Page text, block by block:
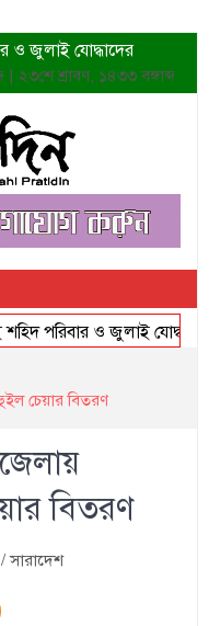
ও জুলাই যোদ্ধাদের
হয়নি: ডা. শফিকুর রহমান
উদ্বোধন করলেন
অ্যাসিস্টে সান্তোস
বাহিনীর প্রধান হলেন
চিরকাল শ্রদ্ধার সাথে
শ্রাবণ, ১৪৩৩ বঙ্গাব্দ
ও জুলাই যোদ্ধাদের
চেয়ার বিতরণ
বিতরণ
সারাদেশ